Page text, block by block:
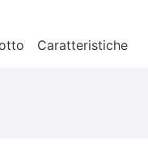
Caratteristiche